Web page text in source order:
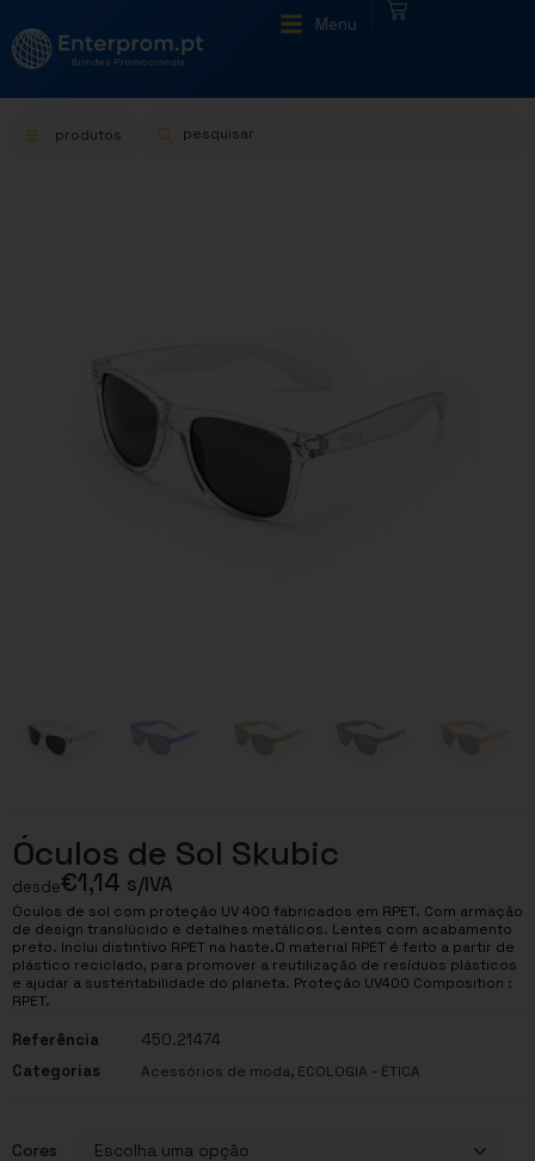
Menu
produtos
Óculos de Sol Skubic
desde€1,14 s/IVA
Óculos de sol com proteção UV 400 fabricados em RPET. Com armação
de design translúcido e detalhes metálicos. Lentes com acabamento
preto. Inclui distintivo RPET na haste.O material RPET é feito a partir de
plástico reciclado, para promover a reutilização de resíduos plásticos
e ajudar a sustentabilidade do planeta. Proteção UV400 Composition :
RPET.
Referência
450.21474
Categorias
Acessórios de moda, ECOLOGIA - ÉTICA
Cores